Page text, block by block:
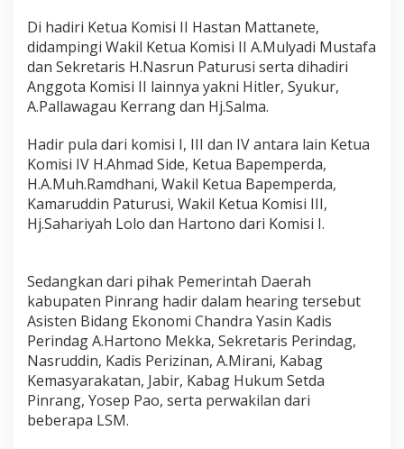
S
M
L
a
k
u
n
H
e
a
r
d
i
D
P
R
D
Di hadiri Ketua Komisi II Hastan Mattanete,
didampingi Wakil Ketua Komisi II A.Mulyadi Mustafa
dan Sekretaris H.Nasrun Paturusi serta dihadiri
Anggota Komisi II lainnya yakni Hitler, Syukur,
A.Pallawagau Kerrang dan Hj.Salma.
Hadir pula dari komisi I, III dan IV antara lain Ketua
Komisi IV H.Ahmad Side, Ketua Bapemperda,
H.A.Muh.Ramdhani, Wakil Ketua Bapemperda,
Kamaruddin Paturusi, Wakil Ketua Komisi III,
Hj.Sahariyah Lolo dan Hartono dari Komisi I.
Sedangkan dari pihak Pemerintah Daerah
kabupaten Pinrang hadir dalam hearing tersebut
Asisten Bidang Ekonomi Chandra Yasin Kadis
Perindag A.Hartono Mekka, Sekretaris Perindag,
Nasruddin, Kadis Perizinan, A.Mirani, Kabag
Kemasyarakatan, Jabir, Kabag Hukum Setda
Pinrang, Yosep Pao, serta perwakilan dari
beberapa LSM.